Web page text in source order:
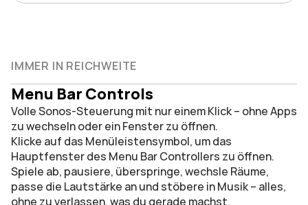
IMMER IN REICHWEITE
Menu Bar Controls
Volle Sonos-Steuerung mit nur einem Klick – ohne Apps
zu wechseln oder ein Fenster zu öffnen.
Klicke auf das Menüleistensymbol, um das
Hauptfenster des Menu Bar Controllers zu öffnen.
Spiele ab, pausiere, überspringe, wechsle Räume,
passe die Lautstärke an und stöbere in Musik – alles,
ohne zu verlassen, was du gerade machst.